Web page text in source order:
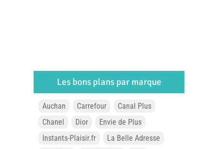
Les bons plans par marque
Auchan Carrefour
Canal Plus
Chanel
Dior
Envie de Plus
Instants-Plaisir.fr
La Belle Adresse